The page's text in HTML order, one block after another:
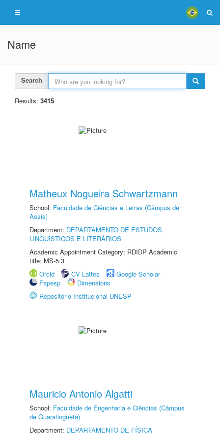
Name
Search
Results: 3415
Matheux Nogueira Schwartzmann
School: Faculdade de Ciências e Letras (Câmpus de
Assis)
Department: DEPARTAMENTO DE ESTUDOS
LINGUÍSTICOS E LITERÁRIOS
Academic Appointment Category: RDIDP Academic
title: MS-5.3
Orcid
CV Lattes
Google Scholar
Fapesp
Dimensions
Repositório Institucional UNESP
Mauricio Antonio Algatti
School: Faculdade de Engenharia e Ciências (Câmpus
de Guaratinguetá)
Department: DEPARTAMENTO DE FÍSICA